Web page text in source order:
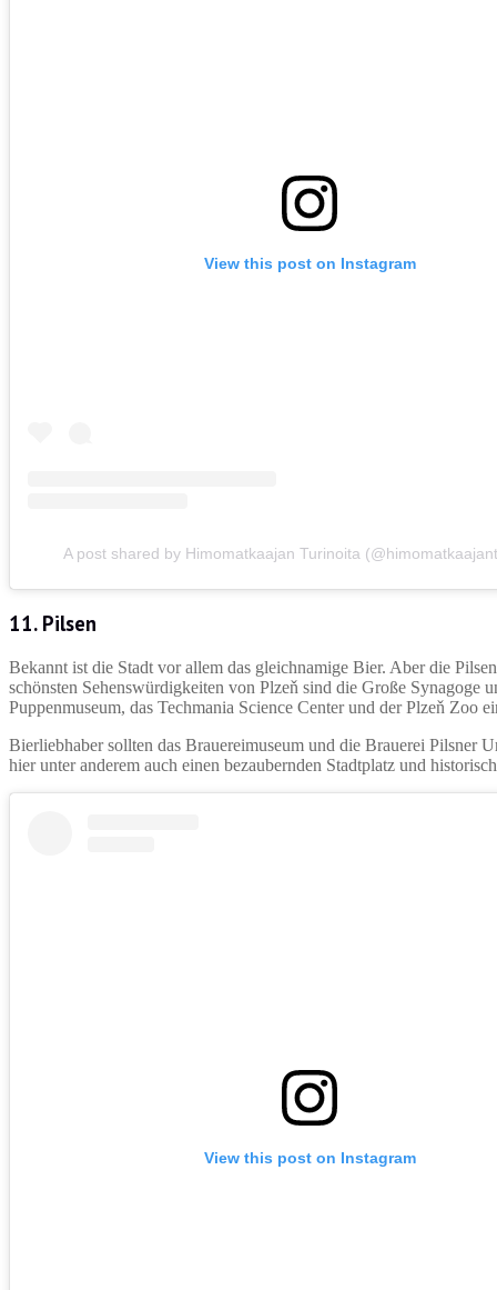
View this post on Instagram
A post shared by Himomatkaajan Turinoita
11. Pilsen
Bekannt ist die Stadt vor allem das gleichnamige Bier. Aber die
schönsten Sehenswürdigkeiten von Plzeň sind die Große
Puppenmuseum, das Techmania Science Center und der Plzeň Zoo
Bierliebhaber sollten das Brauereimuseum und die Brauerei Pilsner
hier unter anderem auch einen bezaubernden Stadtplatz und
View this post on Instagram